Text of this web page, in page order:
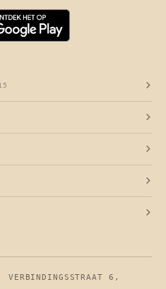
VERBINDINGSSTRAAT 6,